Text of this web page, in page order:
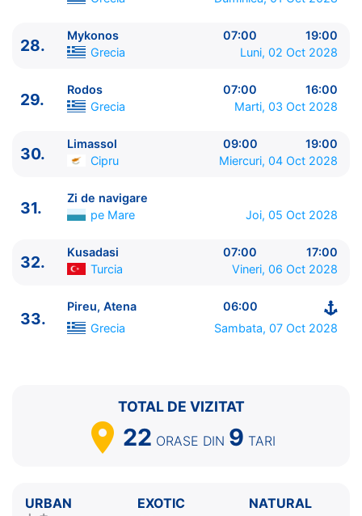
28.
Mykonos 07:00
19:00
Grecia
Luni, 02 Oct 2028
29.
Rodos 07:00
16:00
Grecia
Marti, 03 Oct 2028
30.
Limassol 09:00
19:00
Cipru
Miercuri, 04 Oct 2028
31.
Zi de navigare
pe Mare
Joi, 05 Oct 2028
32.
Kusadasi 07:00
17:00
Turcia
Vineri, 06 Oct 2028
33.
Pireu, Atena
06:00
Grecia
Sambata, 07 Oct 2028
TOTAL DE VIZITAT
22 ORASE DIN 9 TARI
URBAN
EXOTIC
NATURAL